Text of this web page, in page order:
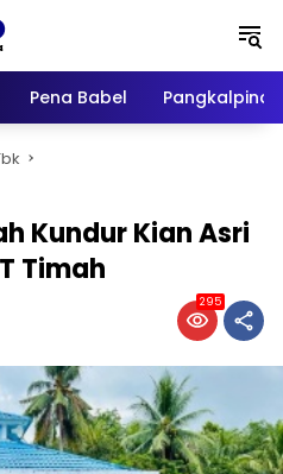
Pena Babel
Kundur Kian Asri
Timah
295